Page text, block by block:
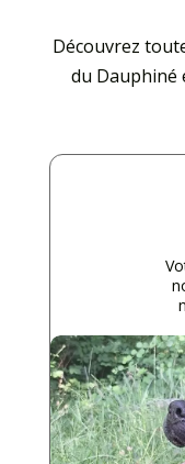
Découvrez
du Dauphiné